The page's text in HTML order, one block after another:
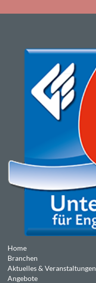
Home
Branchen
Aktuelles & Veranstaltungen
Angebote